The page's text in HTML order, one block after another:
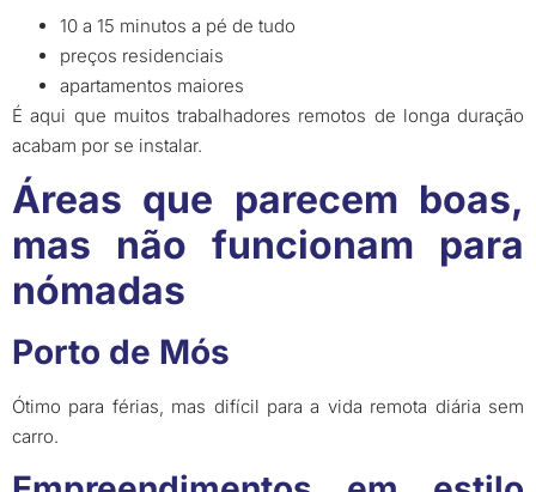
10 a 15 minutos a pé de tudo
preços residenciais
apartamentos maiores
É aqui que muitos trabalhadores remotos de longa duração
acabam por se instalar.
Áreas que parecem boas,
mas não funcionam para
nómadas
Porto de Mós
Ótimo para férias, mas difícil para a vida remota diária sem
carro.